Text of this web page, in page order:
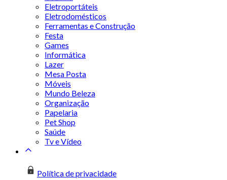
Eletroportáteis
Eletrodomésticos
Ferramentas e Construção
Festa
Games
Informática
Lazer
Mesa Posta
Móveis
Mundo Beleza
Organização
Papelaria
Pet Shop
Saúde
Tv e Vídeo
Política de privacidade